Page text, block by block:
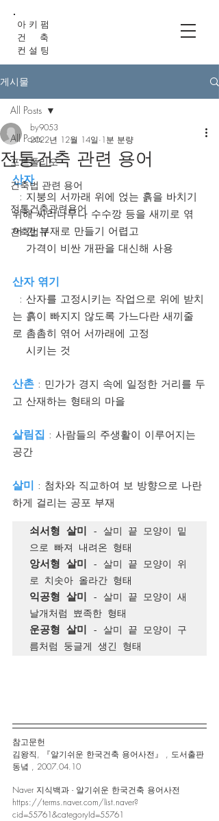
아 키 펌
건 축
컨 설 팅
게시물
All Posts
포트폴리오
건축법 관련 용어
전통건축관련용어
건축법규
All Posts
전통건축 관련 용어
by9053
2022년 12월 14일 1분 분량
산자
위해 싸리나무나 수수깡 등을 새끼로 엮
어 깐 부재로 만들기 어렵고
    가격이 비싼 개판을 대신해 사용
산자 엮기
는 흙이 빠지지 않도록 가느다란 새끼줄
로 촘촘히 엮어 서까래에 고정
    시키는 것
산촌 : 민가가 경지 속에 일정한 거리를 두
고 산재하는 형태의 마을
살림집 : 사람들의 주생활이 이루어지는
공간
살미 : 첨차와 직교하여 보 방향으로 나란
하게 걸리는 공포 부재
쇠서형 살미
- 살미 끝 모양이 밑
앙서형 살미
- 살미 끝 모양이 위
익공형 살미
- 살미 끝 모양이 새
운공형 살미
- 살미 끝 모양이 구
름처럼 둥글게 생긴 형태
참고문헌
김왕직, 『알기쉬운 한국건축 용어사전』 , 도서출판
동녘 , 2007.04.10
Naver 지식백과 - 알기쉬운 한국건축 용어사전
https://terms.naver.com/list.naver?
cid=55761&categoryId=55761